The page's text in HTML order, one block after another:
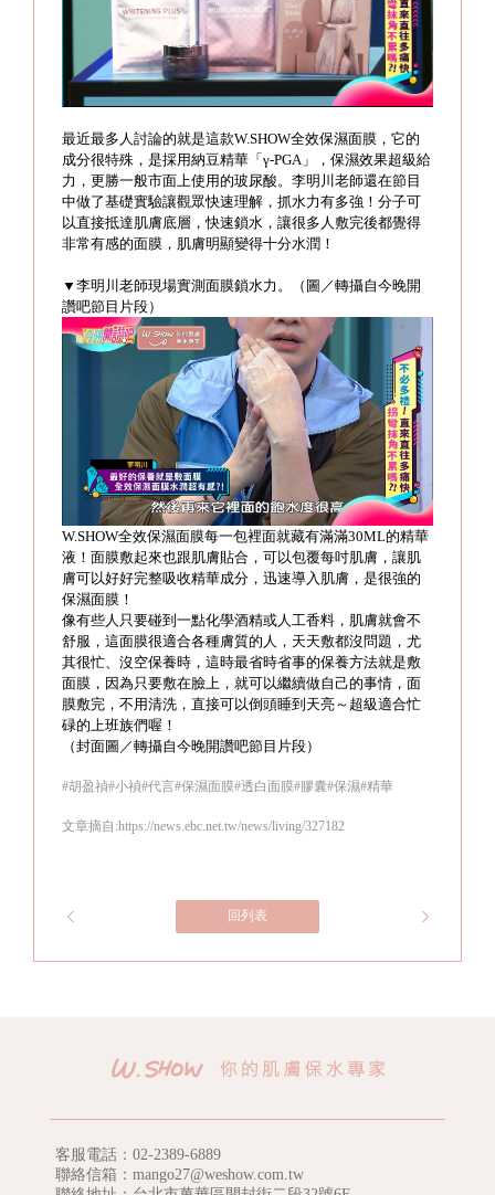
最近最多人討論的就是這款W.SHOW全效保濕面膜，它的
成分很特殊，是採用納豆精華「γ-PGA」，保濕效果超級給
力，更勝一般市面上使用的玻尿酸。李明川老師還在節目
中做了基礎實驗讓觀眾快速理解，抓水力有多強！分子可
以直接抵達肌膚底層，快速鎖水，讓很多人敷完後都覺得
非常有感的面膜，肌膚明顯變得十分水潤！
▼李明川老師現場實測面膜鎖水力。（圖／轉攝自今晚開
讚吧節目片段）
W.SHOW全效保濕面膜每一包裡面就藏有滿滿30ML的精華
液！面膜敷起來也跟肌膚貼合，可以包覆每吋肌膚，讓肌
膚可以好好完整吸收精華成分，迅速導入肌膚，是很強的
保濕面膜！
像有些人只要碰到一點化學酒精或人工香料，肌膚就會不
舒服，這面膜很適合各種膚質的人，天天敷都沒問題，尤
其很忙、沒空保養時，這時最省時省事的保養方法就是敷
面膜，因為只要敷在臉上，就可以繼續做自己的事情，面
膜敷完，不用清洗，直接可以倒頭睡到天亮～超級適合忙
碌的上班族們喔！
（封面圖／轉攝自今晚開讚吧節目片段）
#胡盈禎#小禎#代言#保濕面膜#透白面膜#膠囊#保濕#精華
文章摘自:https://news.ebc.net.tw/news/living/327182
回列表
客服電話： 02-2389-6889
聯絡信箱：mango27@weshow.com.tw